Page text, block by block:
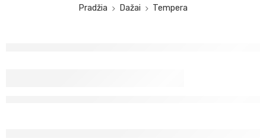
Pradžia Dažai Tempera